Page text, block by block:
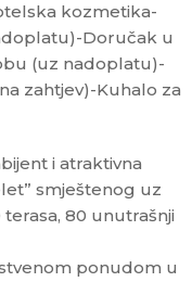
kozmetika-
Doručak u
(uz nadoplatu)-
zahtjev)-Kuhalo za
i atraktivna
smještenog uz
80 unutrašnji
ponudom u